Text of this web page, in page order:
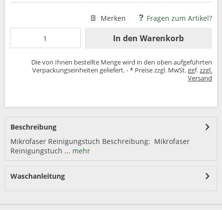
Merken Fragen zum Artikel?
In den Warenkorb
Die von Ihnen bestellte Menge wird in den oben aufgeführten
Verpackungseinheiten geliefert. - * Preise zzgl. MwSt. ggf.zzgl.
Versand
Beschreibung
Mikrofaser Reinigungstuch Beschreibung: Mikrofaser
Reinigungstuch ... mehr
Waschanleitung